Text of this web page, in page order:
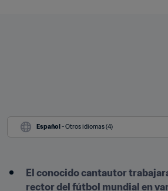
Español - Otros idiomas (4)
El conocido cantautor
rector del fútbol mundial en